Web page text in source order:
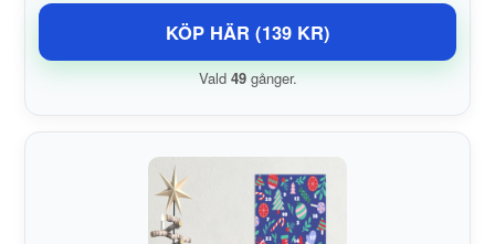
KÖP HÄR (139 KR)
Vald 49gånger.